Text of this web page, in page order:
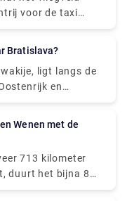
voor de taxi
de algehele
waarbij een
met een
in tegenstelling
netjes en
wacht
geval van
en bij de receptie
schatting voor
Bratislava?
ligt langs de
en
omringd door
Het is
bereiken. De
treinen,
713 kilometer
duurt het bijna 8